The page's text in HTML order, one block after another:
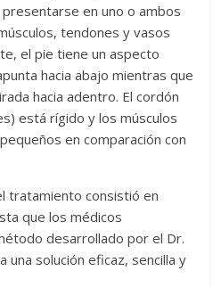
en uno o ambos
tendones y vasos
el pie tiene un aspecto
hacia abajo mientras que
hacia adentro. El cordón
está rígido y los músculos
en comparación con
tratamiento consistió en
que los médicos
desarrollado por el Dr.
una solución eficaz, sencilla y